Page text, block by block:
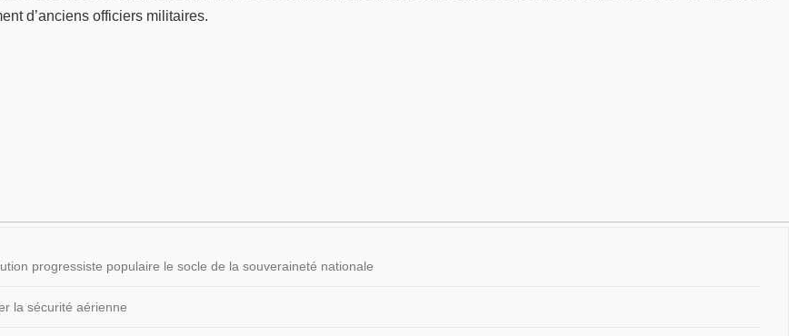
d’anciens officiers militaires.
progressiste populaire le socle de la souveraineté nationale
la sécurité aérienne